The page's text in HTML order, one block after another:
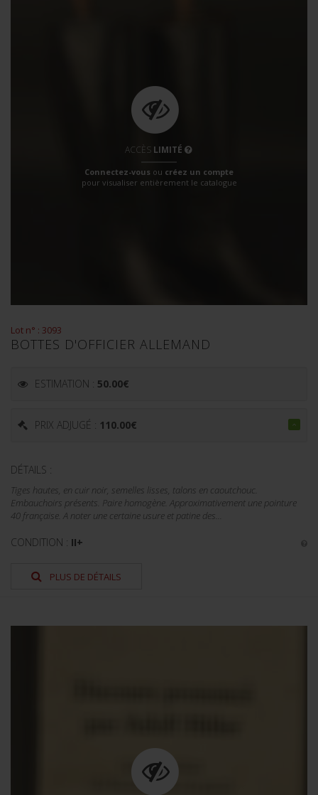
ACCÈS LIMITÉ
Connectez-vous ou créez un compte
pour visualiser entièrement le catalogue
Lot n° : 3093
BOTTES D'OFFICIER ALLEMAND
ESTIMATION : 50.00€
PRIX ADJUGÉ : 110.00€
DÉTAILS :
Tiges hautes, en cuir noir, semelles lisses, talons en caoutchouc.
Embauchoirs présents. Paire homogène. Approximativement une pointure
40 française. A noter une certaine usure et patine des...
CONDITION : II+
PLUS DE DÉTAILS